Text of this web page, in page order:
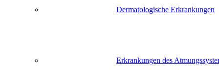
Dermatologische Erkrankungen
Erkrankungen des